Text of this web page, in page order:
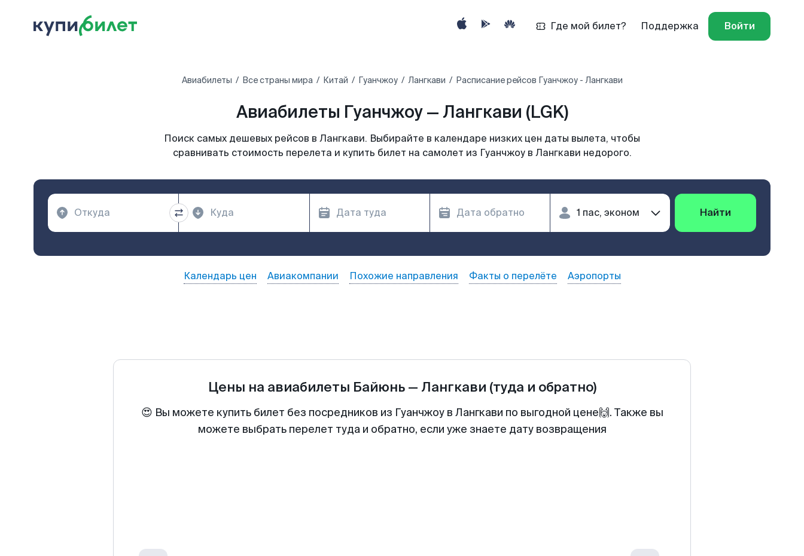
Где мой билет? Поддержка Войти
Авиабилеты Все страны мира Китай Гуанчжоу Лангкави Расписание рейсов Гуанчжоу - Лангкави
Авиабилеты Гуанчжоу — Лангкави (LGK)
Поиск самых дешевых рейсов в Лангкави. Выбирайте в календаре низких цен даты вылета, чтобы
сравнивать стоимость перелета и купить билет на самолет из Гуанчжоу в Лангкави недорого.
Найти
Календарь цен Авиакомпании Похожие направления Факты о перелёте Аэропорты
Цены на авиабилеты Байюнь— Лангкави (туда и обратно)
😍 Вы можете купить билет без посредников из Гуанчжоу в Лангкави по выгодной цене🙌. Также вы
можете выбрать перелет туда и обратно, если уже знаете дату возвращения